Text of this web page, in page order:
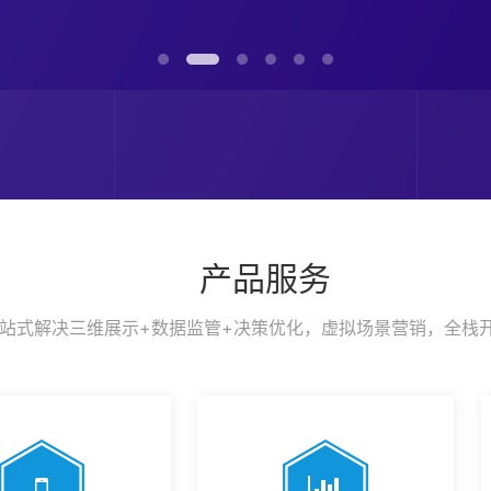
产品服务
式解决三维展示+数据监管+决策优化，虚拟场景营销，全栈